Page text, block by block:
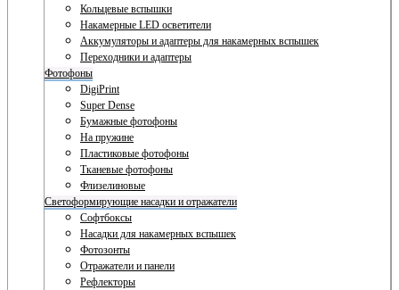
Кольцевые вспышки
Накамерные LED осветители
Аккумуляторы и адаптеры для накамерных вспышек
Переходники и адаптеры
Фотофоны
DigiPrint
Super Dense
Бумажные фотофоны
На пружине
Пластиковые фотофоны
Тканевые фотофоны
Флизелиновые
Светоформирующие насадки и отражатели
Софтбоксы
Насадки для накамерных вспышек
Фотозонты
Отражатели и панели
Рефлекторы